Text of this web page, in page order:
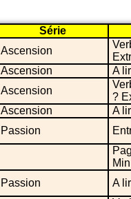
Série
Ascension
Ascension
A
Ascension
?
Ascension
A
Passion
Passion A